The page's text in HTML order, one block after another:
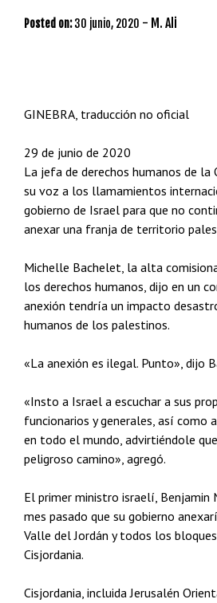
Posted on: 30 junio, 2020 - M. Ali
GINEBRA, traducción no oficial
29 de junio de 2020
La jefa de derechos humanos de la
su voz a los llamamientos
gobierno de Israel para que no
anexar una franja de territorio
Michelle Bachelet, la alta
los derechos humanos, dijo en un
anexión tendría un impacto
humanos de los palestinos.
«La anexión es ilegal. Punto», dijo
«Insto a Israel a escuchar a sus
funcionarios y generales, así como
en todo el mundo, advirtiéndole
peligroso camino», agregó.
El primer ministro israelí, Benjamin
mes pasado que su gobierno
Valle del Jordán y todos los
Cisjordania.
Cisjordania, incluida Jerusalén